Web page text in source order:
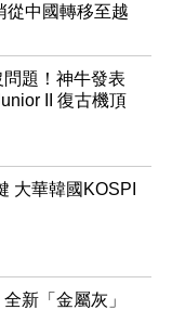
從中國轉移至越
題！神牛發表
II 復古機頂
大華韓國KOSPI
新「金屬灰」